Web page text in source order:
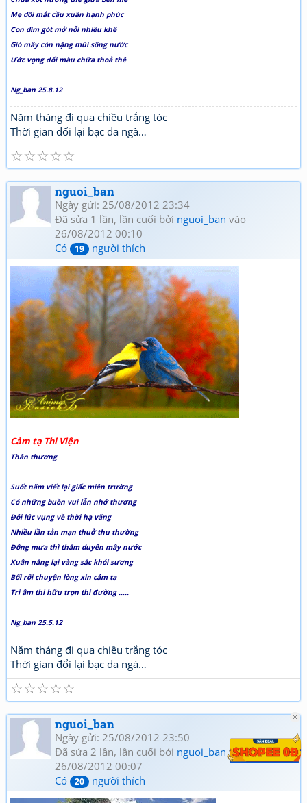
Mẹ dõi mắt cầu xuân hạnh phúc
Con dìm gót mở nỗi nhiêu khê
Gió mây còn nặng mùi sông nước
Ước vọng đổi màu chữa thoả thê
Ng_ban 25.8.12
Năm tháng đi qua chiều trắng tóc
Thời gian đổi lại bạc da ngà…
☆
☆
☆
☆
☆
nguoi_ban
Ngày gửi: 25/08/2012 23:34
Đã sửa 1 lần, lần cuối bởi nguoi_ban vào
26/08/2012 00:10
Có
19 người thích
Cảm tạ Thi Viện
Thân thương
Suốt năm viết lại giấc miên trường
Có những buồn vui lẫn nhớ thương
Đôi lúc vụng về thời hạ vãng
Nhiều lần tản mạn thuở thu thường
Đông mưa thì thắm duyên mây nước
Xuân nắng lại vàng sắc khói sương
Bối rối chuyện lòng xin cảm tạ
Tri âm thi hữu trọn thi đường …..
Ng_ban 25.5.12
Năm tháng đi qua chiều trắng tóc
Thời gian đổi lại bạc da ngà…
☆
☆
☆
☆
☆
nguoi_ban
Ngày gửi: 25/08/2012 23:50
Đã sửa 2 lần, lần cuối bởi nguoi_banvào
26/08/2012 00:07
Có
20 người thích